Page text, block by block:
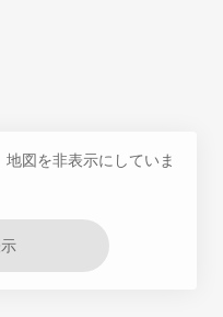
図を非表示にしていま